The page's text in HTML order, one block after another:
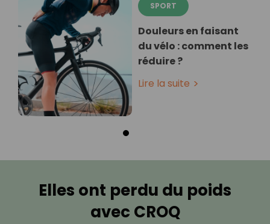
SPORT
Douleurs en faisant
du vélo : comment les
réduire ?
Lire la suite
Elles ont perdu du poids
avec CROQ